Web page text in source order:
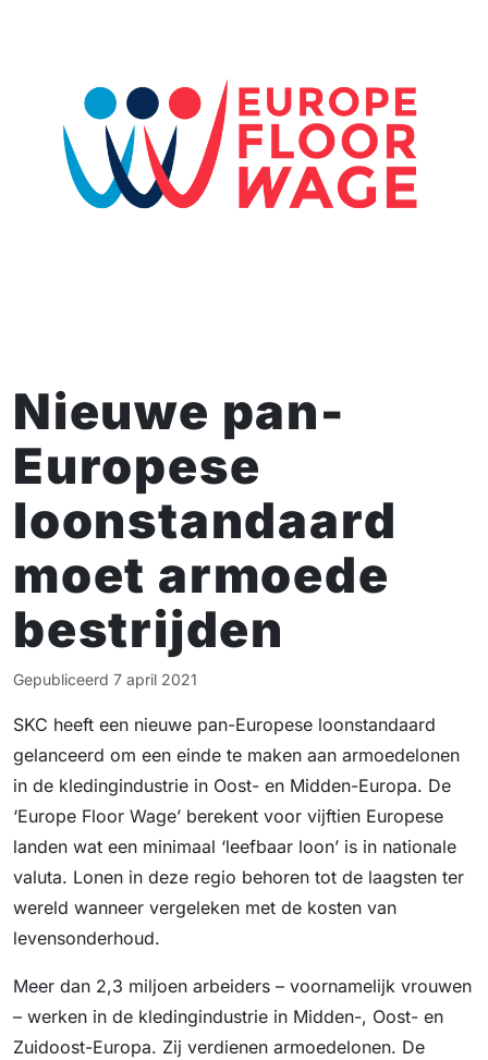
Nieuwe pan-
Europese
loonstandaard
moet armoede
bestrijden
Gepubliceerd 7 april 2021
SKC heeft een nieuwe pan-Europese loonstandaard
gelanceerd om een einde te maken aan armoedelonen
in de kledingindustrie in Oost- en Midden-Europa. De
‘Europe Floor Wage’ berekent voor vijftien Europese
landen wat een minimaal ‘leefbaar loon’ is in nationale
valuta. Lonen in deze regio behoren tot de laagsten ter
wereld wanneer vergeleken met de kosten van
levensonderhoud.
Meer dan 2,3 miljoen arbeiders – voornamelijk vrouwen
– werken in de kledingindustrie in Midden-, Oost- en
Zuidoost-Europa. Zij verdienen armoedelonen. De